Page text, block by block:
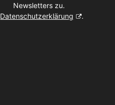
Newsletters zu.
Datenschutzerklärung .